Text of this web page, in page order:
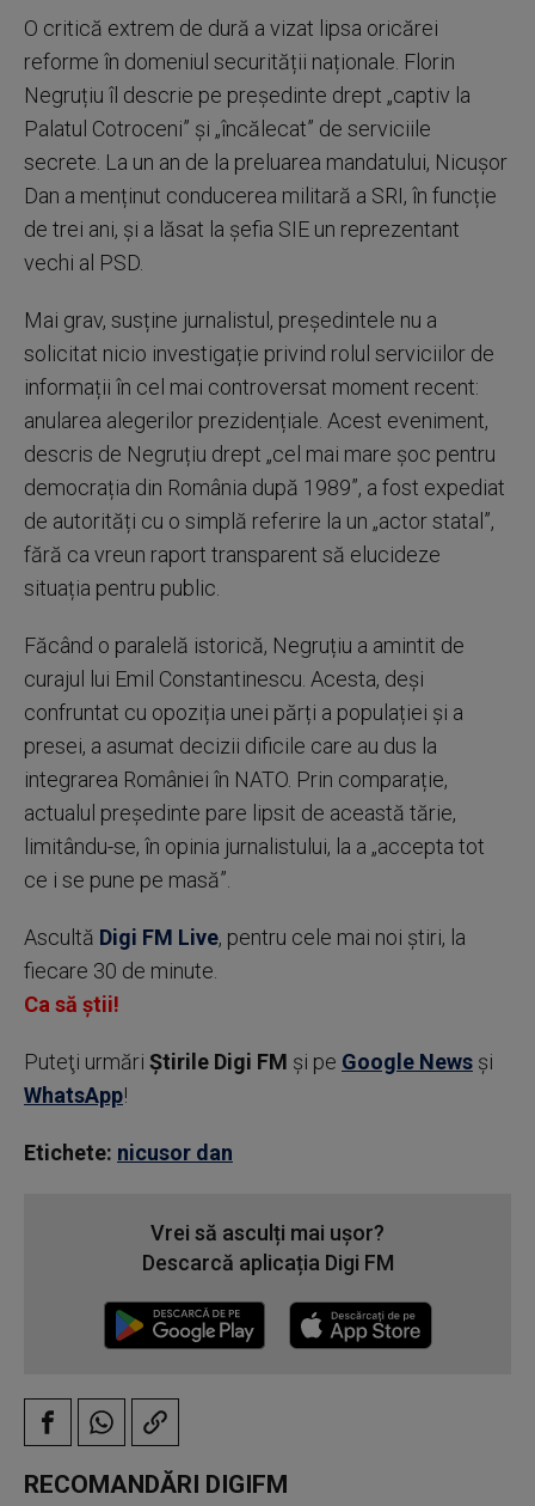
O critică extrem de dură a vizat lipsa oricărei
reforme în domeniul securității naționale. Florin
Negruțiu îl descrie pe președinte drept „captiv la
Palatul Cotroceni” și „încălecat” de serviciile
secrete. La un an de la preluarea mandatului, Nicușor
Dan a menținut conducerea militară a SRI, în funcție
de trei ani, și a lăsat la șefia SIE un reprezentant
vechi al PSD.
Mai grav, susține jurnalistul, președintele nu a
solicitat nicio investigație privind rolul serviciilor de
informații în cel mai controversat moment recent:
anularea alegerilor prezidențiale. Acest eveniment,
descris de Negruțiu drept „cel mai mare șoc pentru
democrația din România după 1989”, a fost expediat
de autorități cu o simplă referire la un „actor statal”,
fără ca vreun raport transparent să elucideze
situația pentru public.
Făcând o paralelă istorică, Negruțiu a amintit de
curajul lui Emil Constantinescu. Acesta, deși
confruntat cu opoziția unei părți a populației și a
presei, a asumat decizii dificile care au dus la
integrarea României în NATO. Prin comparație,
actualul președinte pare lipsit de această tărie,
limitându-se, în opinia jurnalistului, la a „accepta tot
ce i se pune pe masă”.
Ascultă Digi FM Live, pentru cele mai noi știri, la
fiecare 30 de minute.
Ca să știi!
Puteţi urmări Știrile Digi FM şi pe Google News şi
WhatsApp!
Etichete: nicusor dan
Vrei să asculți mai ușor?
Descarcă aplicația Digi FM
RECOMANDĂRI DIGIFM